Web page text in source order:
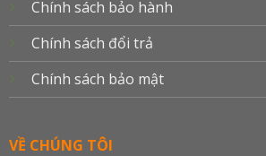
Chính sách bảo hành
Chính sách đổi trả
Chính sách bảo mật
VỀ CHÚNG TÔI